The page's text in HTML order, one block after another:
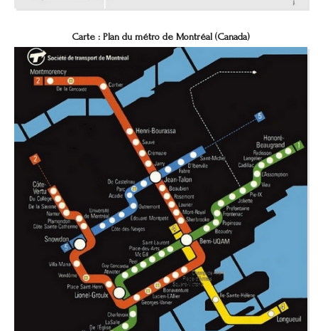
Carte : Plan du métro de Montréal (Canada)